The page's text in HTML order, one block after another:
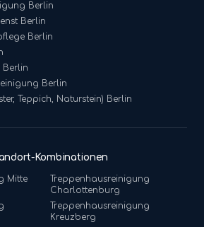
Berlin
Berlin
Berlin
Berlin
Berlin
Teppich, Naturstein) Berlin
Kombinationen
Mitte
Treppenhausreinigung
Charlottenburg
Treppenhausreinigung
Kreuzberg